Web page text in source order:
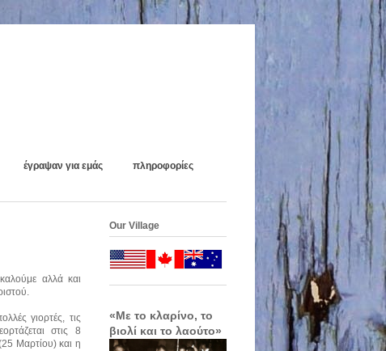
έγραψαν για εμάς πληροφορίες
αλλά και
γιορτές, τις
στις 8
Μαρτίου) και η
Our Village
«Με το κλαρίνο, το
βιολί και το λαούτο»